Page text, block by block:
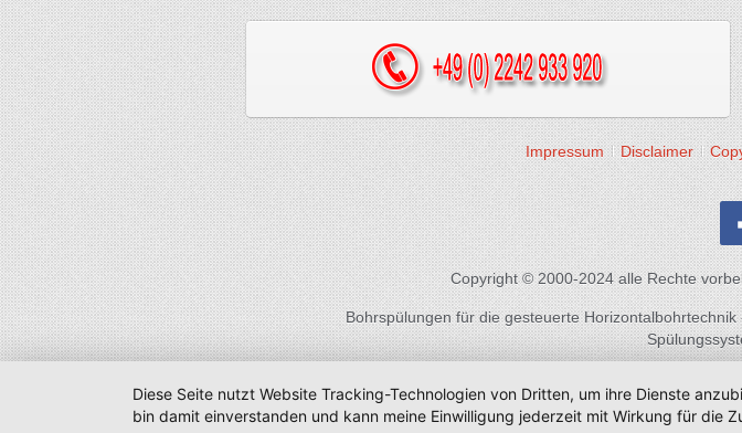
Impressum Disclaimer
Copyright © 2000-2024 alle Rechte
Bohrspülungen für die gesteuerte
Diese Seite nutzt Website Tracking-Technologien von Dritten, um ihre Dienste
bin damit einverstanden und kann meine Einwilligung jederzeit mit Wirkung für die